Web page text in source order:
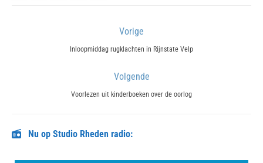
Vorige
Previous
Inloopmiddag rugklachten in Rijnstate Velp
Volgende
Next
Voorlezen uit kinderboeken over de oorlog
Nu op Studio Rheden radio: